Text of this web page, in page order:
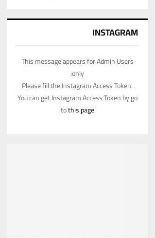
INSTAGRAM
This message appears for Admin Users
only:
Please fill the Instagram Access Token.
You can get Instagram Access Token by go
tothis page